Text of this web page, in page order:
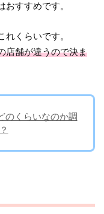
すすめです。
くらいです。
店舗が違うので決ま
のくらいなのか調